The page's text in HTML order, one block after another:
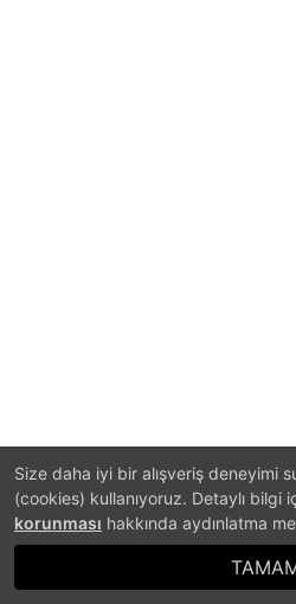
Size daha iyi bir alışveriş deneyimi
(cookies) kullanıyoruz. Detaylı bilgi
korunması hakkında aydınlatma